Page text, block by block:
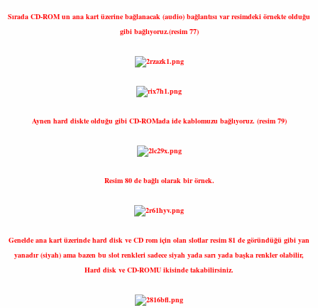
Sırada CD-ROM un ana kart üzerine bağlanacak (audio) bağlantısı var resimdeki örnekte olduğu
gibi bağlıyoruz.(resim 77)
Aynen hard diskte olduğu gibi CD-ROMada ide kablomuzu bağlıyoruz. (resim 79)
Resim 80 de bağlı olarak bir örnek.
Genelde ana kart üzerinde hard disk ve CD rom için olan slotlar resim 81 de göründüğü gibi yan
yanadır (siyah) ama bazen bu slot renkleri sadece siyah yada sarı yada başka renkler olabilir,
Hard disk ve CD-ROMU ikisinde takabilirsiniz.